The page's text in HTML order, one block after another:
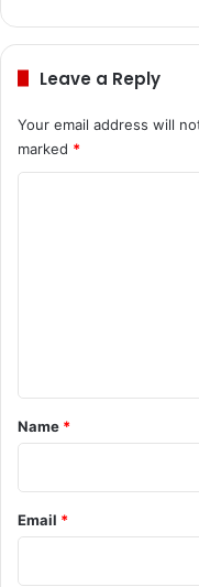
Leave a Reply
Your email address will
marked *
*
Name *
Email *